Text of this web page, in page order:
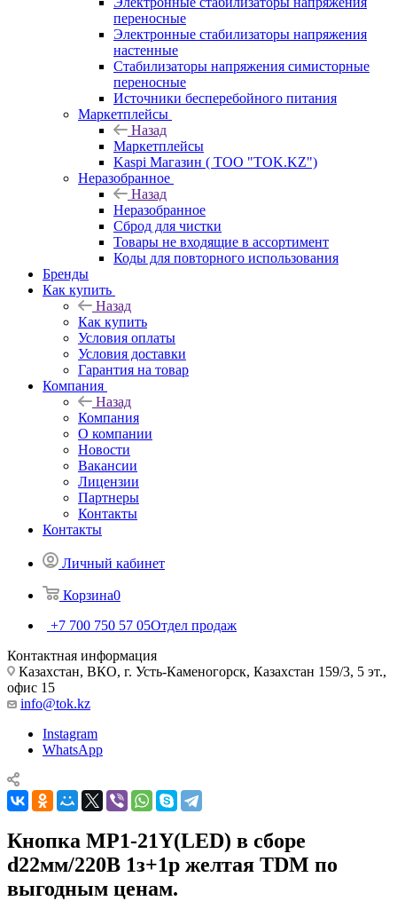
переносные
Электронные стабилизаторы напряжения
настенные
Стабилизаторы напряжения симисторные
переносные
Источники бесперебойного питания
Маркетплейсы
Назад
Маркетплейсы
Kaspi Магазин ( ТОО "TOK.KZ")
Неразобранное
Назад
Неразобранное
Сброд для чистки
Товары не входящие в ассортимент
Коды для повторного использования
Бренды
Как купить
Назад
Как купить
Условия оплаты
Условия доставки
Гарантия на товар
Компания
Назад
Компания
О компании
Новости
Вакансии
Лицензии
Партнеры
Контакты
Контакты
Личный кабинет
Корзина0
+7 700 750 57 05Отдел продаж
Контактная информация
Казахстан, ВКО, г. Усть-Каменогорск, Казахстан 159/3, 5 эт.,
офис 15
info@tok.kz
Instagram
WhatsApp
Кнопка MP1-21Y(LED) в сборе
d22мм/220В 1з+1р желтая TDM по
выгодным ценам.